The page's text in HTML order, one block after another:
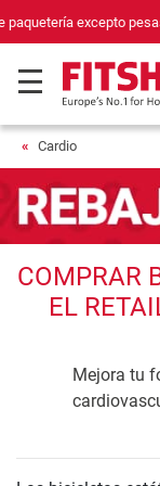
Compra con seguridad
Cardio
COMPRAR
EL
Mejora tu